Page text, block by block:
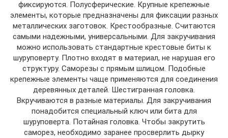
фиксируются. Полусферические. Крупные крепежные
элементы, которые предназначены для фиксации разных
металлических заготовок. Крестообразные. Считаются
самыми надежными, универсальными. Для закручивания
можно использовать стандартные крестовые биты к
шуруповерту. Плотно входят в материал, не нарушая его
структуру. Саморезы с прямым шлицом. Подобные
крепежные элементы чаще применяются для соединения
деревянных деталей. Шестигранная головка.
Вкручиваются в разные материалы. Для закручивания
понадобится специальный ключ или бита для
шуруповерта. Потайная головка. Чтобы закрутить
саморез, необходимо заранее просверлить дырку